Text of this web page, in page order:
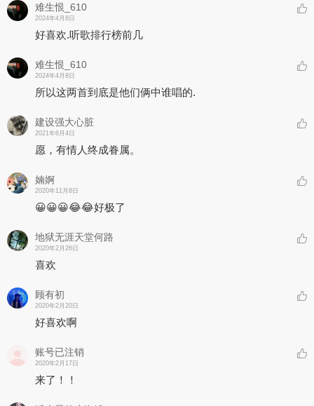
难生恨_610
2024年4月8日
好喜欢.听歌排行榜前几
难生恨_610
2024年4月8日
所以这两首到底是他们俩中谁唱的.
建设强大心脏
2021年6月4日
愿，有情人终成眷属。
婻婀
2020年11月8日
😀😀😀😂😂好极了
地狱无涯天堂何路
2020年2月26日
喜欢
顾有初
2020年2月20日
好喜欢啊
账号已注销
2020年2月17日
来了！！